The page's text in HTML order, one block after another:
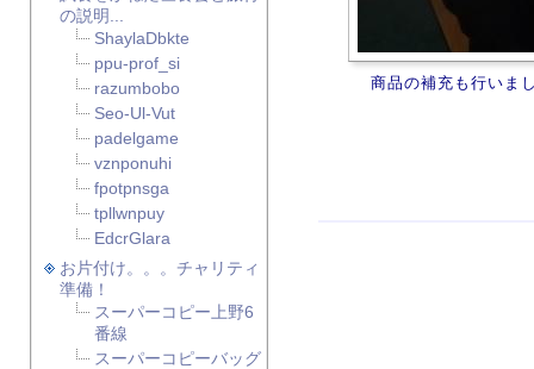
商品の補充も行いま
の説明...
ShaylaDbkte
ppu-prof_si
razumbobo
Seo-Ul-Vut
padelgame
vznponuhi
fpotpnsga
tpllwnpuy
EdcrGlara
お片付け。。。チャリティ
準備！
スーパーコピー上野6
番線
スーパーコピーバッグ